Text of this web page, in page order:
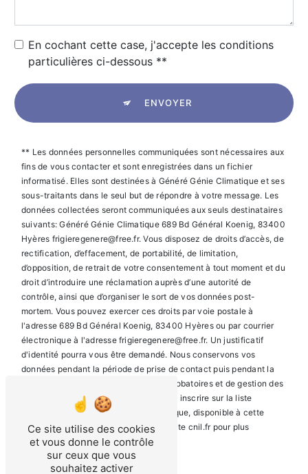
En cochant cette case, j'accepte les conditions
particulières ci-dessous **
ENVOYER
** Les données personnelles communiquées sont nécessaires aux
fins de vous contacter et sont enregistrées dans un fichier
informatisé. Elles sont destinées à Généré Génie Climatique et ses
sous-traitants dans le seul but de répondre à votre message. Les
données collectées seront communiquées aux seuls destinataires
suivants: Généré Génie Climatique 689 Bd Général Koenig, 83400
Hyères frigieregenere@free.fr. Vous disposez de droits d’accès, de
rectification, d’effacement, de portabilité, de limitation,
d’opposition, de retrait de votre consentement à tout moment et du
droit d’introduire une réclamation auprès d’une autorité de
contrôle, ainsi que d’organiser le sort de vos données post-
mortem. Vous pouvez exercer ces droits par voie postale à
l'adresse 689 Bd Général Koenig, 83400 Hyères ou par courrier
électronique à l'adresse frigieregenere@free.fr. Un justificatif
d'identité pourra vous être demandé. Nous conservons vos
données pendant la période de prise de contact puis pendant la
durée de prescription légale aux fins probatoires et de gestion des
contentieux. Vous avez le droit de vous inscrire sur la liste
d'opposition au démarchage téléphonique, disponible à cette
adresse:Bloctel.gouv.fr . Consultez le site cnil.fr pour plus
d’informations sur vos droits.
Ce site utilise des cookies
et vous donne le contrôle
sur ceux que vous
souhaitez activer